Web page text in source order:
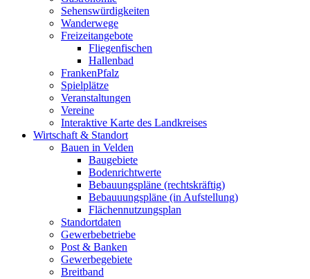
Sehenswürdigkeiten
Wanderwege
Freizeitangebote
Fliegenfischen
Hallenbad
FrankenPfalz
Spielplätze
Veranstaltungen
Vereine
Interaktive Karte des Landkreises
Wirtschaft & Standort
Bauen in Velden
Baugebiete
Bodenrichtwerte
Bebauungspläne (rechtskräftig)
Bebauuungspläne (in Aufstellung)
Flächennutzungsplan
Standortdaten
Gewerbebetriebe
Post & Banken
Gewerbegebiete
Breitband